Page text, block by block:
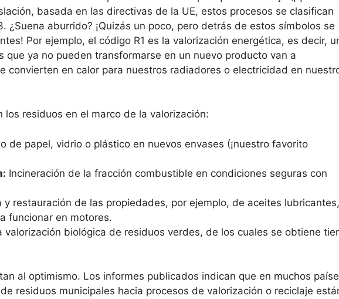
basada en las directivas de la UE, estos procesos se clasifican
¿Suena aburrido? ¡Quizás un poco, pero detrás de estos símbolos se
Por ejemplo, el código R1 es la valorización energética, es decir,
que ya no pueden transformarse en un nuevo producto van a
convierten en calor para nuestros radiadores o electricidad en
los residuos en el marco de la valorización:
de papel, vidrio o plástico en nuevos envases (¡nuestro favorito
Incineración de la fracción combustible en condiciones seguras con
y restauración de las propiedades, por ejemplo, de aceites lubricantes,
funcionar en motores.
valorización biológica de residuos verdes, de los cuales se obtiene
al optimismo. Los informes publicados indican que en muchos
residuos municipales hacia procesos de valorización o reciclaje